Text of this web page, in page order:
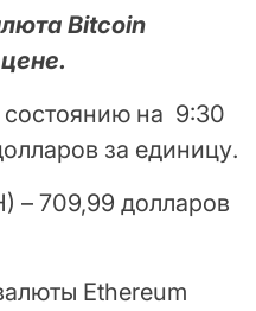
Bitcoin
состоянию на 9:30
за единицу.
– 709,99 долларов
Ethereum